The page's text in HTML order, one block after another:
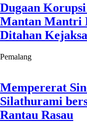
Dugaan
Mantan Mantri
Ditahan
Pemalang
Mempererat
Silathurami
Rantau Rasau